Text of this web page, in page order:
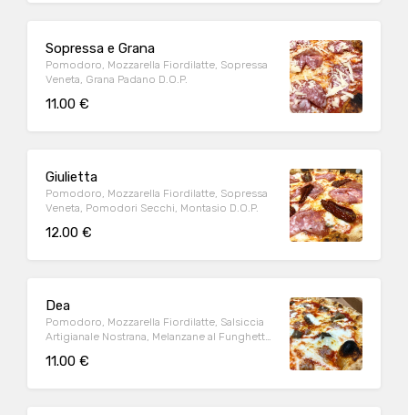
Sopressa e Grana
Pomodoro, Mozzarella Fiordilatte, Sopressa
Veneta, Grana Padano D.O.P.
11.00 €
Giulietta
Pomodoro, Mozzarella Fiordilatte, Sopressa
Veneta, Pomodori Secchi, Montasio D.O.P.
12.00 €
Dea
Pomodoro, Mozzarella Fiordilatte, Salsiccia
Artigianale Nostrana, Melanzane al Funghetto,
11.00 €